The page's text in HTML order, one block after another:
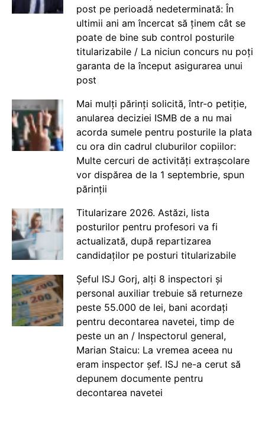
post pe perioadă nedeterminată: În
ultimii ani am încercat să ținem cât se
poate de bine sub control posturile
titularizabile / La niciun concurs nu poți
garanta de la început asigurarea unui
post
Mai mulți părinți solicită, într-o petiție,
anularea deciziei ISMB de a nu mai
acorda sumele pentru posturile la plata
cu ora din cadrul cluburilor copiilor:
Multe cercuri de activități extrașcolare
vor dispărea de la 1 septembrie, spun
părinții
Titularizare 2026. Astăzi, lista
posturilor pentru profesori va fi
actualizată, după repartizarea
candidaților pe posturi titularizabile
Șeful ISJ Gorj, alți 8 inspectori și
personal auxiliar trebuie să returneze
peste 55.000 de lei, bani acordați
pentru decontarea navetei, timp de
peste un an / Inspectorul general,
Marian Staicu: La vremea aceea nu
eram inspector șef. ISJ ne-a cerut să
depunem documente pentru
decontarea navetei